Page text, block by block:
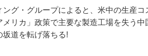
グ・グループによると、米中の生産コ
リカ」政策で主要な製造工場を失う中
道を転げ落ちる!